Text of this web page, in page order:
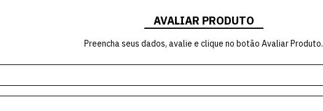
AVALIAR PRODUTO
Preencha seus dados, avalie e clique no botão Avaliar Produto.